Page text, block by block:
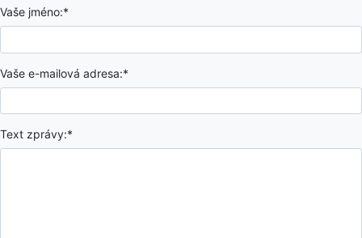
Vaše jméno:*
Vaše e-mailová adresa:*
Text zprávy:*